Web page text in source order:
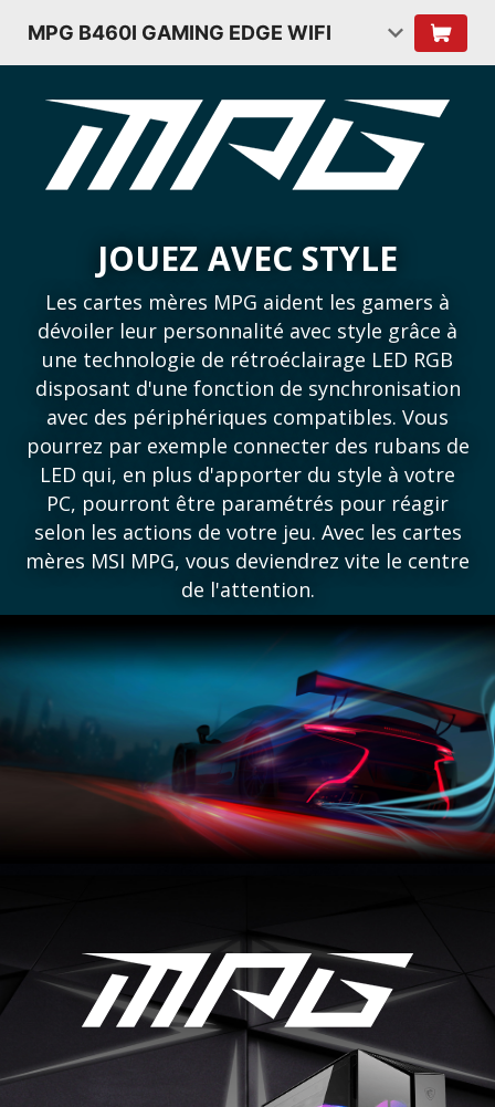
MPG B460I GAMING EDGE WIFI
JOUEZ AVEC STYLE
Les cartes mères MPG aident les gamers à
dévoiler leur personnalité avec style grâce à
une technologie de rétroéclairage LED RGB
disposant d'une fonction de synchronisation
avec des périphériques compatibles. Vous
pourrez par exemple connecter des rubans de
LED qui, en plus d'apporter du style à votre
PC, pourront être paramétrés pour réagir
selon les actions de votre jeu. Avec les cartes
mères MSI MPG, vous deviendrez vite le centre
de l'attention.